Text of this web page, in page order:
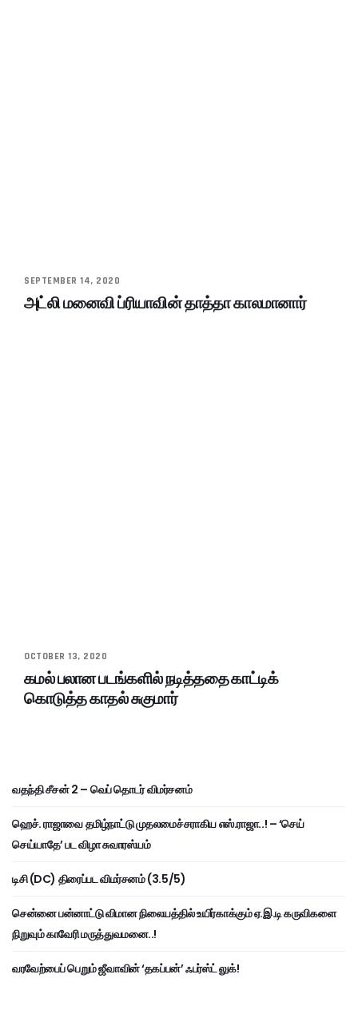
SEPTEMBER 14, 2020
அட்லி மனைவி ப்ரியாவின் தாத்தா காலமானார்
OCTOBER 13, 2020
கமல் பலான படங்களில் நடித்ததை காட்டிக்
கொடுத்த காதல் சுகுமார்
வதந்தி சீசன் 2 – வெப் தொடர் விமர்சனம்
ஹெச். ராஜாவை தமிழ்நாட்டு முதலமைச்சராகிய எஸ்.ராஜா..! – ‘செய்
செய்யாதே’ பட விழா சுவாரஸ்யம்
டிசி (DC) திரைப்பட விமர்சனம் (3.5/5)
சென்னை பன்னாட்டு விமான நிலையத்தில் உயிர்காக்கும் ஏ.இ.டி கருவிகளை
நிறுவும் காவேரி மருத்துவமனை..!
வரவேற்பைப் பெறும் ஜீவாவின் ‘தகப்பன்’ ஃபர்ஸ்ட் லுக்!